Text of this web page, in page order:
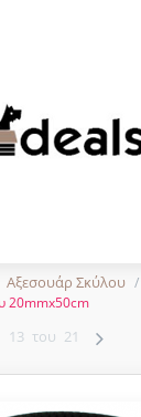
Αξεσουάρ Σκύλου /
20mmx50cm
13 του 21